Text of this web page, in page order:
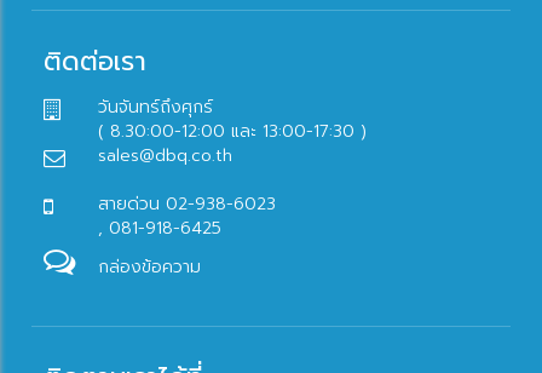
ติดต่อเรา
วันจันทร์ถึงศุกร์
( 8.30:00-12:00 และ 13:00-17:30 )
sales@dbq.co.th
สายด่วน 02-938-6023
, 081-918-6425
กล่องข้อความ